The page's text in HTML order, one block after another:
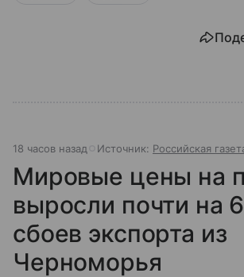
18 часов назад Источник: Российская
Мировые цены на
выросли почти на
сбоев экспорта из
Черноморья